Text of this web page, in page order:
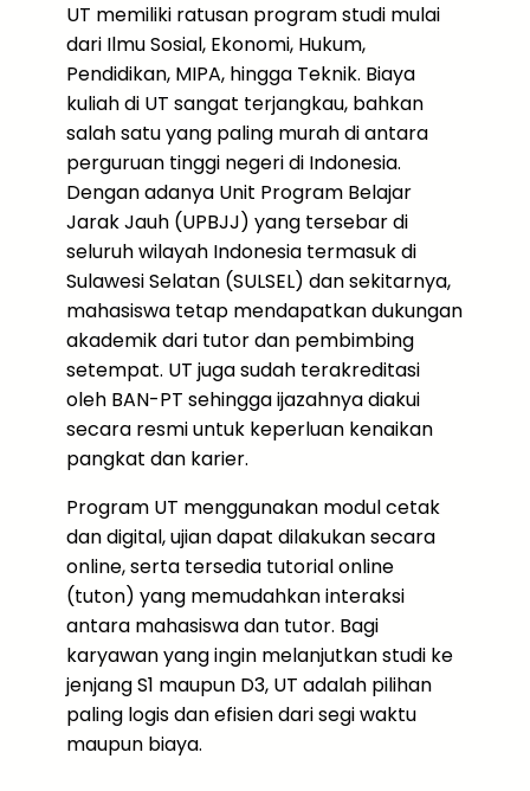
UT memiliki ratusan program studi mulai
dari Ilmu Sosial, Ekonomi, Hukum,
Pendidikan, MIPA, hingga Teknik. Biaya
kuliah di UT sangat terjangkau, bahkan
salah satu yang paling murah di antara
perguruan tinggi negeri di Indonesia.
Dengan adanya Unit Program Belajar
Jarak Jauh (UPBJJ) yang tersebar di
seluruh wilayah Indonesia termasuk di
Sulawesi Selatan (SULSEL) dan sekitarnya,
mahasiswa tetap mendapatkan dukungan
akademik dari tutor dan pembimbing
setempat. UT juga sudah terakreditasi
oleh BAN-PT sehingga ijazahnya diakui
secara resmi untuk keperluan kenaikan
pangkat dan karier.
Program UT menggunakan modul cetak
dan digital, ujian dapat dilakukan secara
online, serta tersedia tutorial online
(tuton) yang memudahkan interaksi
antara mahasiswa dan tutor. Bagi
karyawan yang ingin melanjutkan studi ke
jenjang S1 maupun D3, UT adalah pilihan
paling logis dan efisien dari segi waktu
maupun biaya.